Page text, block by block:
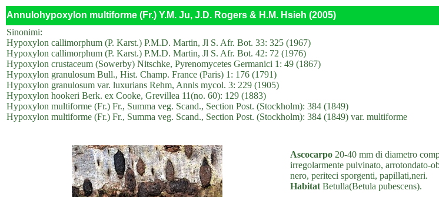
Annulohypoxylon multiforme (Fr.) Y.M. Ju, J.D. Rogers & H.M. Hsieh (2005)
Sinonimi:
Hypoxylon callimorphum (P. Karst.) P.M.D. Martin, Jl S. Afr. Bot. 33: 325 (1967)
Hypoxylon callimorphum (P. Karst.) P.M.D. Martin, Jl S. Afr. Bot. 42: 72 (1976)
Hypoxylon crustaceum (Sowerby) Nitschke, Pyrenomycetes Germanici 1: 49 (1867)
Hypoxylon granulosum Bull., Hist. Champ. France (Paris) 1: 176 (1791)
Hypoxylon granulosum var. luxurians Rehm, Annls mycol. 3: 229 (1905)
Hypoxylon hookeri Berk. ex Cooke, Grevillea 11(no. 60): 129 (1883)
Hypoxylon multiforme (Fr.) Fr., Summa veg. Scand., Section Post. (Stockholm): 384 (1849)
Hypoxylon multiforme (Fr.) Fr., Summa veg. Scand., Section Post. (Stockholm): 384 (1849) var. multiforme
Ascocarpo 20-40 mm di diametro
irregolarmente pulvinato, arrotondato-
nero, periteci sporgenti, papillati,neri.
Habitat Betulla(Betula pubescens).